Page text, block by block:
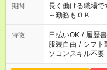
週最低15時間以
期間
長く働ける職場
～勤務もＯＫ
特徴 日払いOK / 履歴
服装自由 / シフト
ソコンスキル不要